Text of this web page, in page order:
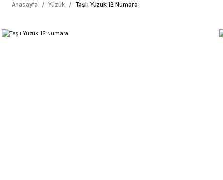
Anasayfa Yüzük Taşlı Yüzük 12 Numara